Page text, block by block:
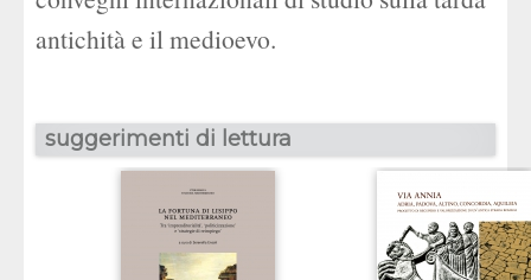
antichità e il medioevo.
suggerimenti di lettura